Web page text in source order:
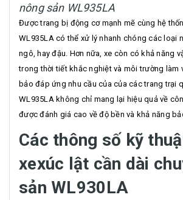
nông sản WL935LA
Được trang bị động cơ mạnh mẽ cùng hệ
WL935LA có thể xử lý nhanh chóng các loại
ngô, hay đậu. Hơn nữa, xe còn có khả năng
trong thời tiết khắc nghiệt và môi trường làm
bảo đáp ứng nhu cầu của của các trang trại
WL935LA không chỉ mang lại hiệu quả về
được đánh giá cao về độ bền và khả năng
Các thông số kỹ
xexúc lật cần dài
sản WL930LA